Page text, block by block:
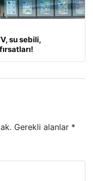
su sebili,
Gerekli alanlar *